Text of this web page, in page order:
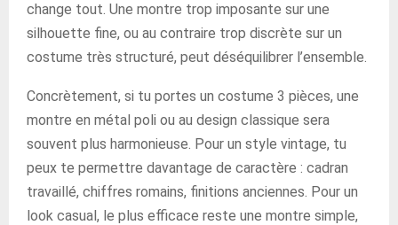
change tout. Une montre trop imposante sur une
silhouette fine, ou au contraire trop discrète sur un
costume très structuré, peut déséquilibrer l’ensemble.
Concrètement, si tu portes un costume 3 pièces, une
montre en métal poli ou au design classique sera
souvent plus harmonieuse. Pour un style vintage, tu
peux te permettre davantage de caractère : cadran
travaillé, chiffres romains, finitions anciennes. Pour un
look casual, le plus efficace reste une montre simple,